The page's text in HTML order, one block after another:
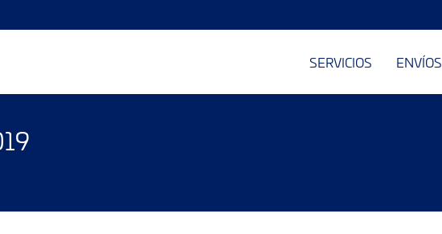
SERVICIOS ENVÍOS